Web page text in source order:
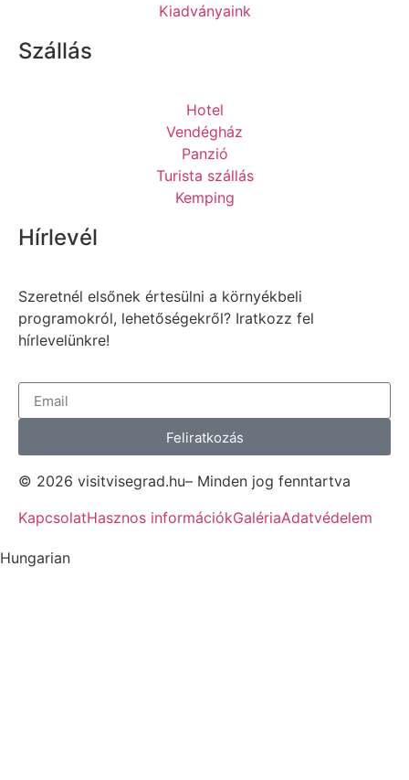
Kiadványaink
Szállás
Hotel
Vendégház
Panzió
Turista szállás
Kemping
Hírlevél
Szeretnél elsőnek értesülni a környékbeli
programokról, lehetőségekről? Iratkozz fel
hírlevelünkre!
Feliratkozás
© 2026 visitvisegrad.hu– Minden jog fenntartva
KapcsolatHasznos információkGalériaAdatvédelem
Hungarian